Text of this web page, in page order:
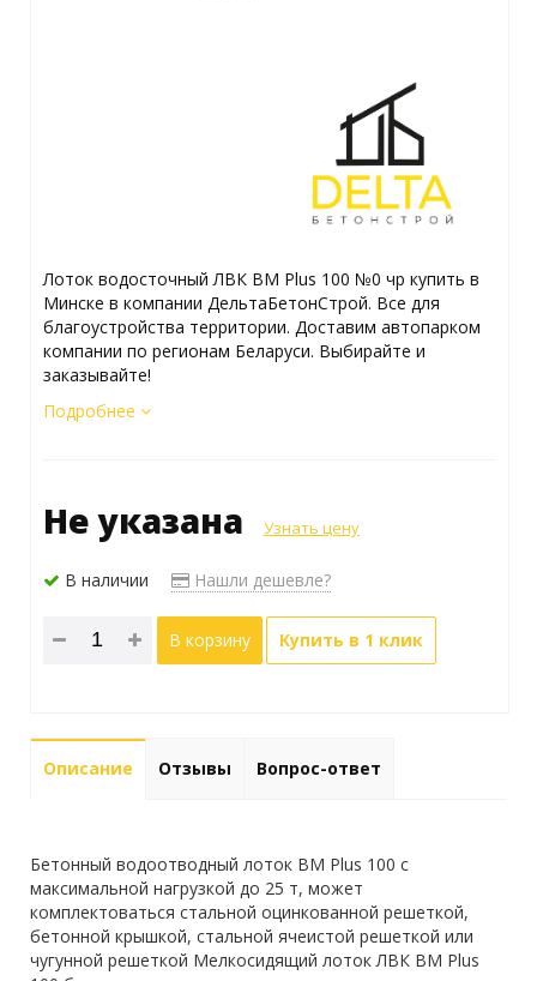
Лоток водосточный ЛВК ВМ Plus 100 №0 чр купить в
Минске в компании ДельтаБетонСтрой. Все для
благоустройства территории. Доставим автопарком
компании по регионам Беларуси. Выбирайте и
заказывайте!
Подробнее
Не указана Узнать цену
В наличии Нашли дешевле?
В корзину Купить в 1 клик
Описание Отзывы Вопрос-ответ
Бетонный водоотводный лоток BM Plus 100 с
максимальной нагрузкой до 25 т, может
комплектоваться стальной оцинкованной решеткой,
бетонной крышкой, стальной ячеистой решеткой или
чугунной решеткой Мелкосидящий лоток ЛВК ВМ Plus